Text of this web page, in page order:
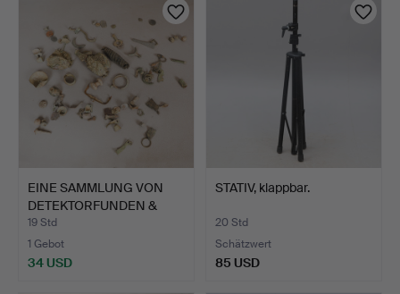
EINE SAMMLUNG VON
DETEKTORFUNDEN &
ARTEFAK…
19 Std
1 Gebot
34 USD
STATIV, klappbar.
20 Std
Schätzwert
85 USD